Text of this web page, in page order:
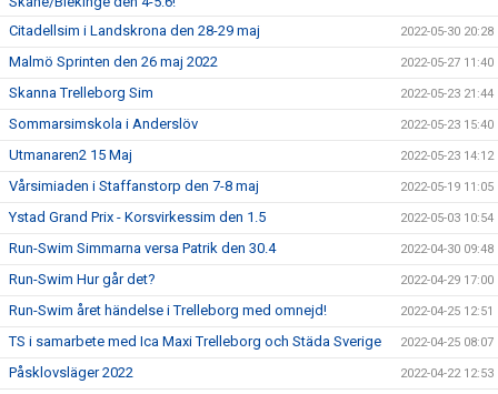
Citadellsim i Landskrona den 28-29 maj
2022-05-30 20:28
Malmö Sprinten den 26 maj 2022 2022-05-27 11:40
Skanna Trelleborg Sim 2022-05-23 21:44
Sommarsimskola i Anderslöv 2022-05-23 15:40
Utmanaren2 15 Maj 2022-05-23 14:12
Vårsimiaden i Staffanstorp den 7-8 maj 2022-05-19 11:05
Ystad Grand Prix - Korsvirkessim den 1.5 2022-05-03 10:54
Run-Swim Simmarna versa Patrik den 30.4 2022-04-30 09:48
Run-Swim Hur går det? 2022-04-29 17:00
Run-Swim året händelse i Trelleborg med omnejd! 2022-04-25 12:51
TS i samarbete med Ica Maxi Trelleborg och Städa Sverige 2022-04-25 08:07
Påsklovsläger 2022 2022-04-22 12:53